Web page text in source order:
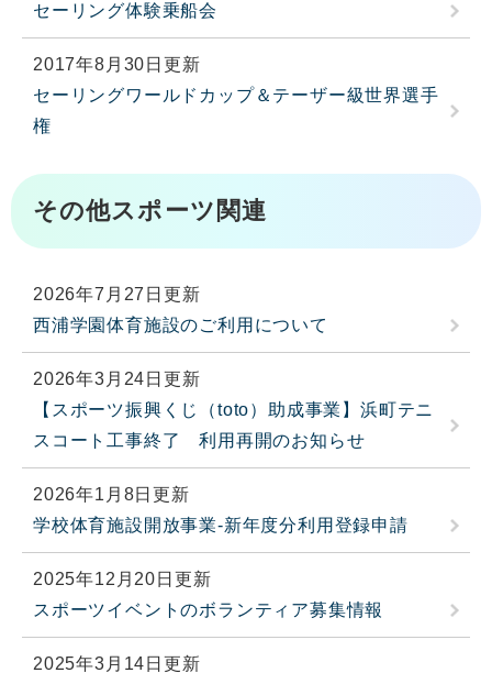
セーリング体験乗船会
2017年8月30日更新
セーリングワールドカップ＆テーザー級世界選手
権
その他スポーツ関連
2026年7月27日更新
西浦学園体育施設のご利用について
2026年3月24日更新
【スポーツ振興くじ（toto）助成事業】浜町テニ
スコート工事終了 利用再開のお知らせ
2026年1月8日更新
学校体育施設開放事業-新年度分利用登録申請
2025年12月20日更新
スポーツイベントのボランティア募集情報
2025年3月14日更新